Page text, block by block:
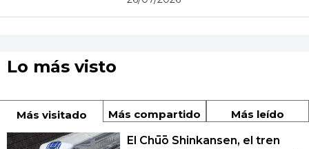
Lo más visto
Más visitado Más compartido Más leído
El Chūō Shinkansen, el tren